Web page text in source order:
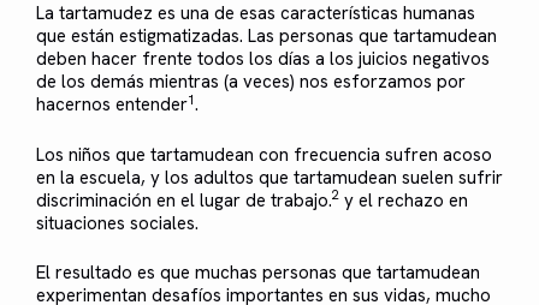
La tartamudez es una de esas características humanas
que están estigmatizadas. Las personas que tartamudean
deben hacer frente todos los días a los juicios negativos
de los demás mientras (a veces) nos esforzamos por
hacernos entender1.
Los niños que tartamudean con frecuencia sufren acoso
en la escuela, y los adultos que tartamudean suelen sufrir
discriminación en el lugar de trabajo.2y el rechazo en
situaciones sociales.
El resultado es que muchas personas que tartamudean
experimentan desafíos importantes en sus vidas, mucho